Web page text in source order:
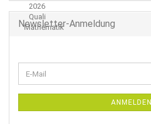
Newsletter-Anmeldung
ZUR
E-
Mail
ANMELDEN